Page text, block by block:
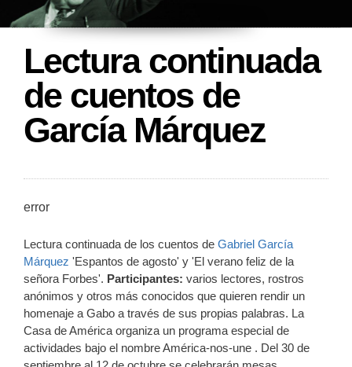
Lectura continuada
de cuentos de
García Márquez
error
Lectura continuada de los cuentos de Gabriel García
Márquez 'Espantos de agosto' y 'El verano feliz de la
señora Forbes'. Participantes: varios lectores, rostros
anónimos y otros más conocidos que quieren rendir un
homenaje a Gabo a través de sus propias palabras. La
Casa de América organiza un programa especial de
actividades bajo el nombre América-nos-une . Del 30 de